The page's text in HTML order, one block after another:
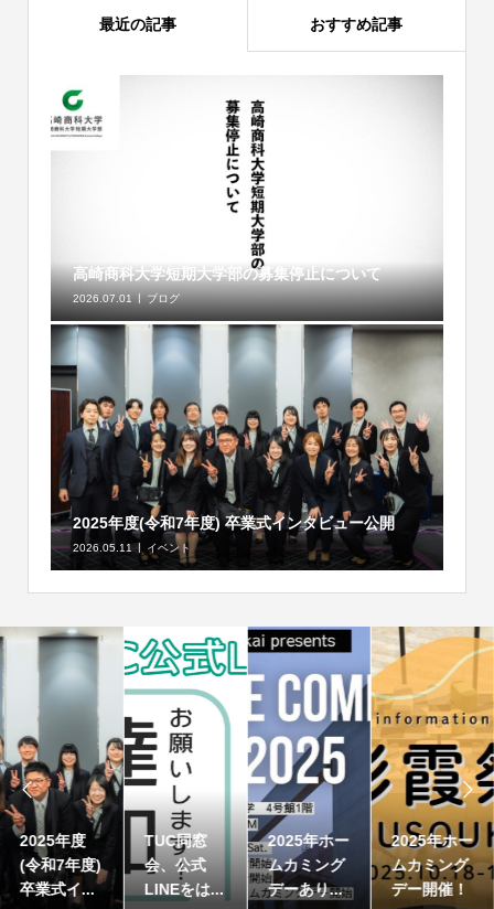
最近の記事 おすすめ記事
高崎商科大学短期大学部の募集停止について
2026.07.01 ブログ
2025年度(令和7年度) 卒業式インタビュー公開
2026.05.11 イベント

2025年度
(令和7年度)
卒業式イ...
TUC同窓
会、公式
LINEをは...
2025年ホー
ムカミング
デーあり...
2025年ホー
ムカミング
デー開催！
